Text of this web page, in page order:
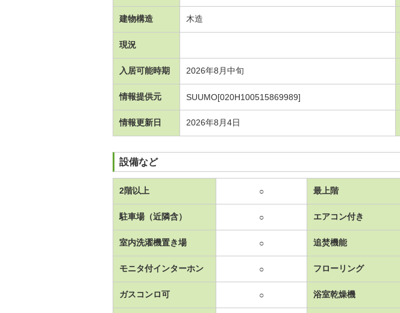
建物構造 木造
現況
入居可能時期 2026年8月中旬
情報提供元 SUUMO[020H100515869989]
情報更新日 2026年8月4日
設備など
2階以上 ○ 最上階
駐車場（近隣含） ○ エアコン付き
室内洗濯機置き場 ○ 追焚機能
モニタ付インターホン ○ フローリング
ガスコンロ可 ○ 浴室乾燥機